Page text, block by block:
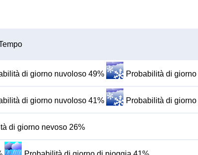
di giorno nuvoloso 49% Probabilità di
di giorno nuvoloso 41% Probabilità di
di giorno nevoso 26%